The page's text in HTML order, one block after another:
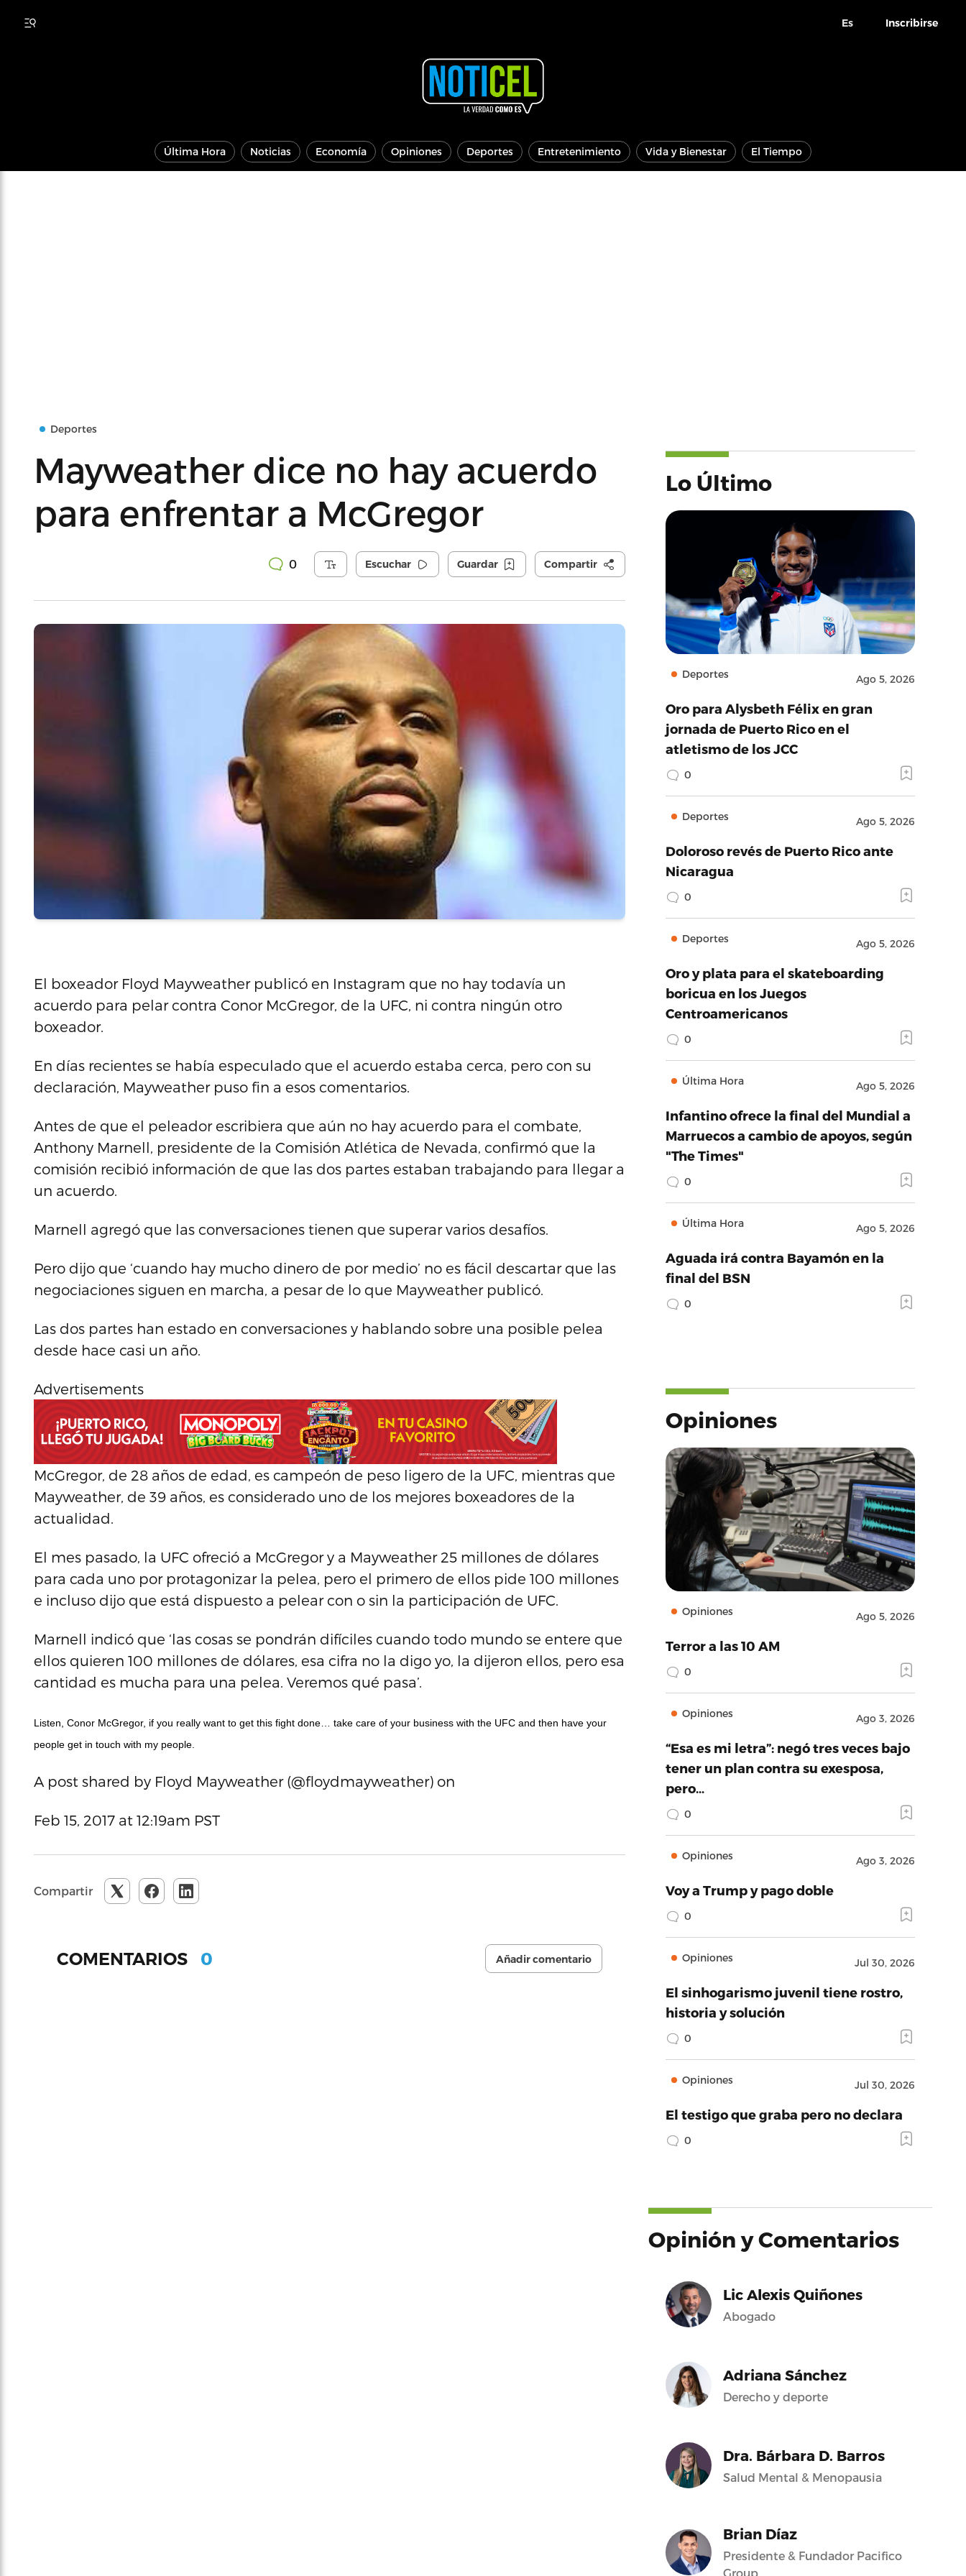
Es Inscribirse
Última Hora Noticias Economía Opiniones Deportes Entretenimiento Vida y Bienestar El Tiempo
Deportes
Mayweather dice no hay acuerdo
para enfrentar a McGregor
0 Escuchar Guardar Compartir
El boxeador Floyd Mayweather publicó en Instagram que no hay todavía un
acuerdo para pelar contra Conor McGregor, de la UFC, ni contra ningún otro
boxeador.
En días recientes se había especulado que el acuerdo estaba cerca, pero con su
declaración, Mayweather puso fin a esos comentarios.
Antes de que el peleador escribiera que aún no hay acuerdo para el combate,
Anthony Marnell, presidente de la Comisión Atlética de Nevada, confirmó que la
comisión recibió información de que las dos partes estaban trabajando para llegar a
un acuerdo.
Marnell agregó que las conversaciones tienen que superar varios desafíos.
Pero dijo que ‘cuando hay mucho dinero de por medio’ no es fácil descartar que las
negociaciones siguen en marcha, a pesar de lo que Mayweather publicó.
Las dos partes han estado en conversaciones y hablando sobre una posible pelea
desde hace casi un año.
Advertisements
McGregor, de 28 años de edad, es campeón de peso ligero de la UFC, mientras que
Mayweather, de 39 años, es considerado uno de los mejores boxeadores de la
actualidad.
El mes pasado, la UFC ofreció a McGregor y a Mayweather 25 millones de dólares
para cada uno por protagonizar la pelea, pero el primero de ellos pide 100 millones
e incluso dijo que está dispuesto a pelear con o sin la participación de UFC.
Marnell indicó que ‘las cosas se pondrán difíciles cuando todo mundo se entere que
ellos quieren 100 millones de dólares, esa cifra no la digo yo, la dijeron ellos, pero esa
cantidad es mucha para una pelea. Veremos qué pasa’.
Listen, Conor McGregor, if you really want to get this fight done… take care of your business with the UFC and then have your
people get in touch with my people.
A post shared by Floyd Mayweather (@floydmayweather) on
Feb 15, 2017 at 12:19am PST
Compartir
COMENTARIOS 0 Añadir comentario
Lo Último
Deportes Ago 5, 2026
Oro para Alysbeth Félix en gran
jornada de Puerto Rico en el
atletismo de los JCC
0
Deportes Ago 5, 2026
Doloroso revés de Puerto Rico ante
Nicaragua
0
Deportes Ago 5, 2026
Oro y plata para el skateboarding
boricua en los Juegos
Centroamericanos
0
Última Hora Ago 5, 2026
Infantino ofrece la final del Mundial a
Marruecos a cambio de apoyos, según
"The Times"
0
Última Hora Ago 5, 2026
Aguada irá contra Bayamón en la
final del BSN
0
Opiniones
Opiniones Ago 5, 2026
Terror a las 10 AM
0
Opiniones Ago 3, 2026
“Esa es mi letra”: negó tres veces bajo
tener un plan contra su exesposa,
pero…
0
Opiniones Ago 3, 2026
Voy a Trump y pago doble
0
Opiniones Jul 30, 2026
El sinhogarismo juvenil tiene rostro,
historia y solución
0
Opiniones Jul 30, 2026
El testigo que graba pero no declara
0
Opinión y Comentarios
Lic Alexis Quiñones
Abogado
Adriana Sánchez
Derecho y deporte
Dra. Bárbara D. Barros
Salud Mental & Menopausia
Brian Díaz
Presidente & Fundador Pacifico
Group